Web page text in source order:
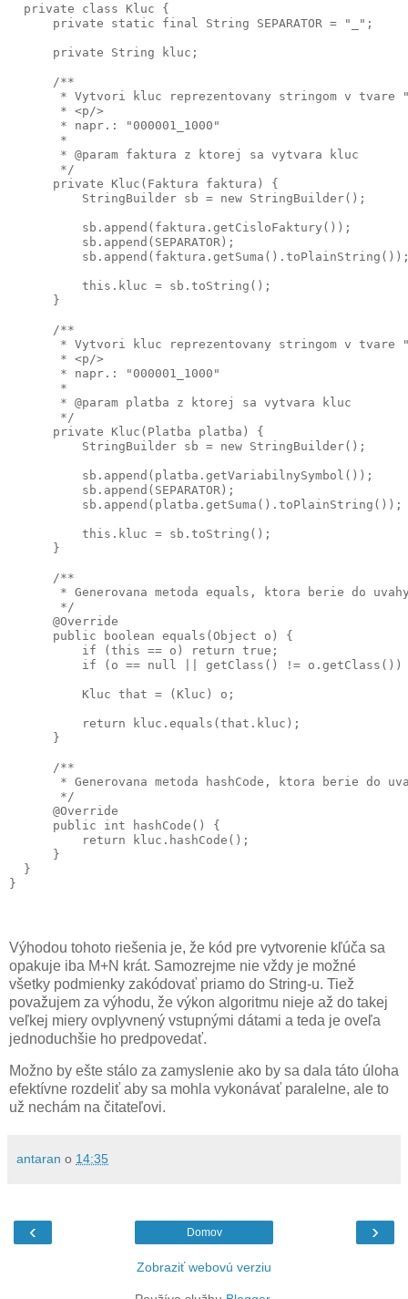
  private class Kluc {
      private static final String SEPARATOR = "_";
      private String kluc;
      /**
* Vytvori kluc reprezentovany stringom v tvare
       * <p/>
       * napr.: "000001_1000"
       *
       * @param faktura z ktorej sa vytvara kluc
       */
      private Kluc(Faktura faktura) {
          StringBuilder sb = new StringBuilder();
          sb.append(faktura.getCisloFaktury());
          sb.append(SEPARATOR);
          this.kluc = sb.toString();
      }
      /**
* Vytvori kluc reprezentovany stringom v tvare
       * <p/>
       * napr.: "000001_1000"
       *
       * @param platba z ktorej sa vytvara kluc
       */
      private Kluc(Platba platba) {
          StringBuilder sb = new StringBuilder();
          sb.append(platba.getVariabilnySymbol());
          sb.append(SEPARATOR);
          sb.append(platba.getSuma().toPlainString());
          this.kluc = sb.toString();
      }
      /**
* Generovana metoda equals, ktora berie do
       */
      @Override
      public boolean equals(Object o) {
          if (this == o) return true;
if (o == null || getClass() != o.getClass())
          Kluc that = (Kluc) o;
          return kluc.equals(that.kluc);
      }
      /**
* Generovana metoda hashCode, ktora berie do
       */
      @Override
      public int hashCode() {
          return kluc.hashCode();
      }
  }
Výhodou tohoto riešenia je, že kód pre vytvorenie kľúča sa
opakuje iba M+N krát. Samozrejme nie vždy je možné
všetky podmienky zakódovať priamo do String-u. Tiež
považujem za výhodu, že výkon algoritmu nieje až do takej
veľkej miery ovplyvnený vstupnými dátami a teda je oveľa
jednoduchšie ho predpovedať.
Možno by ešte stálo za zamyslenie ako by sa dala táto úloha
efektívne rozdeliť aby sa mohla vykonávať paralelne, ale to
už nechám na čitateľovi.
antaran o 14:35
‹ ›
Domov
Zobraziť webovú verziu